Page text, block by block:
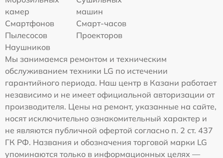
камер
машин
Смартфонов
Смарт-часов
Пылесосов
Проекторов
Наушников
Мы занимаемся ремонтом и техническим
обслуживанием техники LG по истечении
гарантийного периода. Наш центр в Казани работает
независимо и не имеет официальной авторизации от
производителя. Цены на ремонт, указанные на сайте,
носят исключительно ознакомительный характер и
не являются публичной офертой согласно п. 2 ст. 437
ГК РФ. Названия и обозначения торговой марки LG
упоминаются только в информационных целях —